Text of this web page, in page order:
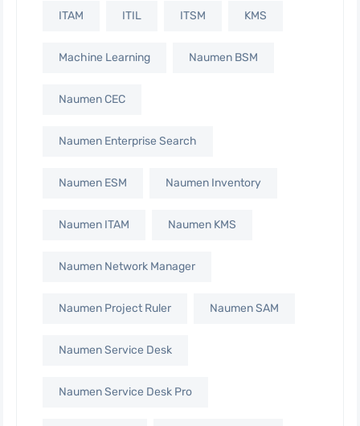
ITAM ITIL ITSM KMS
Machine Learning Naumen BSM
Naumen CEC
Naumen Enterprise Search
Naumen ESM Naumen Inventory
Naumen ITAM Naumen KMS
Naumen Network Manager
Naumen Project Ruler Naumen SAM
Naumen Service Desk
Naumen Service Desk Pro